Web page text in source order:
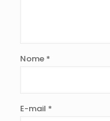
Nome *
E-mail *